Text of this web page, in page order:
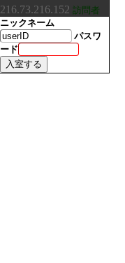
216.73.216.152 訪問者
ニックネーム
パスワ
ード